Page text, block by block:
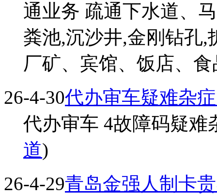
通业务 疏通下水道、
粪池,沉沙井,金刚钻孔,
厂矿、宾馆、饭店、
26-4-30代办审车疑难杂
代办审车 4故障码疑难
道)
26-4-29青岛金强人制卡